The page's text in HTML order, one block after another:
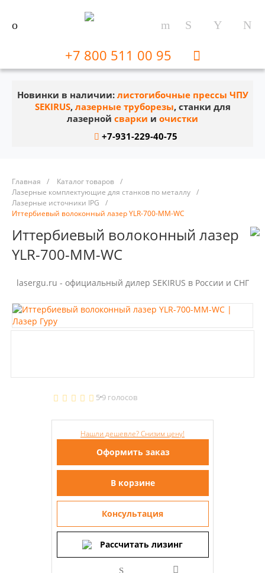
+7 800 511 00 95
Новинки в наличии: листогибочные прессы ЧПУ
SEKIRUS, лазерные труборезы, станки для
лазерной сварки и очистки
+7-931-229-40-75
Главная / Каталог товаров /
Лазерные комплектующие для станков по металлу /
Лазерные источники IPG
/
Иттербиевый волоконный лазер YLR-700-MM-WC
Иттербиевый волоконный лазер
YLR-700-MM-WC
lasergu.ru - официальный дилер SEKIRUS в России и СНГ
5 9 голосов
Нашли дешевле? Снизим цену!
Оформить заказ
В корзине
Консультация
Рассчитать лизинг